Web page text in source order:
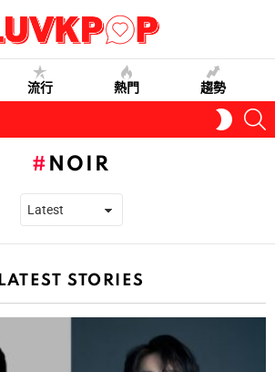
流行 熱門 趨勢
SKIN
NOIR
LATEST STORIES